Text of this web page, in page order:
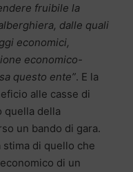
fruibile la
dalle quali
economici,
economico-
questo ente”. E la
alle casse di
quella della
un bando di gara.
stima di quello che
di un